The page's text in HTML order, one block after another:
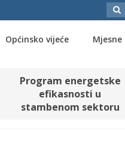
for:
Općinsko vijeće
Program energetske
efikasnosti u
stambenom sektoru